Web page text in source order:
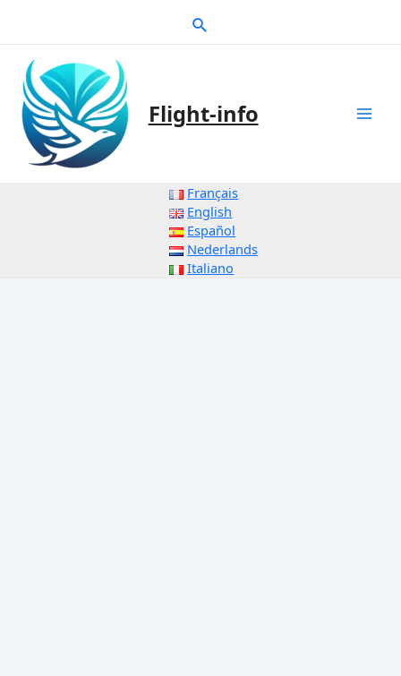
Suche
Flight-info
Français
English
Español
Nederlands
Italiano